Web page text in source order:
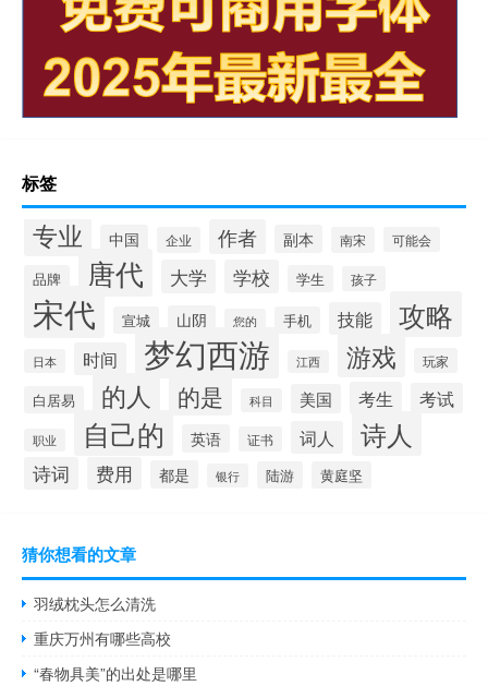
标签
专业 中国 企业 作者 副本 南宋 可能会
品牌 唐代 大学 学校 学生 孩子
宋代 宣城 山阴 您的 手机 技能 攻略
日本 时间 梦幻西游 江西 游戏 玩家
白居易 的人 的是 科目 美国 考生 考试
职业 自己的 英语 证书 词人 诗人
诗词 费用 都是 银行 陆游 黄庭坚
猜你想看的文章
羽绒枕头怎么清洗
重庆万州有哪些高校
“春物具美”的出处是哪里